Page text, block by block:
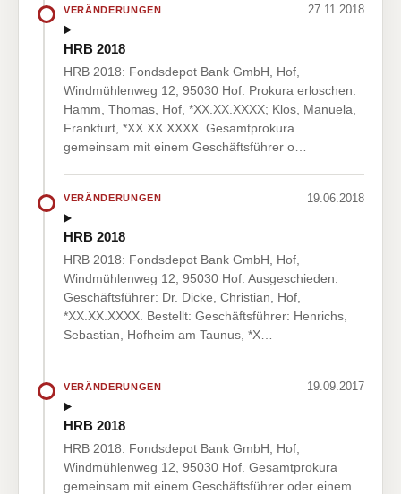
VERÄNDERUNGEN 27.11.2018
HRB 2018
HRB 2018: Fondsdepot Bank GmbH, Hof,
Windmühlenweg 12, 95030 Hof. Prokura erloschen:
Hamm, Thomas, Hof, *XX.XX.XXXX; Klos, Manuela,
Frankfurt, *XX.XX.XXXX. Gesamtprokura
gemeinsam mit einem Geschäftsführer o…
VERÄNDERUNGEN 19.06.2018
HRB 2018
HRB 2018: Fondsdepot Bank GmbH, Hof,
Windmühlenweg 12, 95030 Hof. Ausgeschieden:
Geschäftsführer: Dr. Dicke, Christian, Hof,
*XX.XX.XXXX. Bestellt: Geschäftsführer: Henrichs,
Sebastian, Hofheim am Taunus, *X…
VERÄNDERUNGEN 19.09.2017
HRB 2018
HRB 2018: Fondsdepot Bank GmbH, Hof,
Windmühlenweg 12, 95030 Hof. Gesamtprokura
gemeinsam mit einem Geschäftsführer oder einem